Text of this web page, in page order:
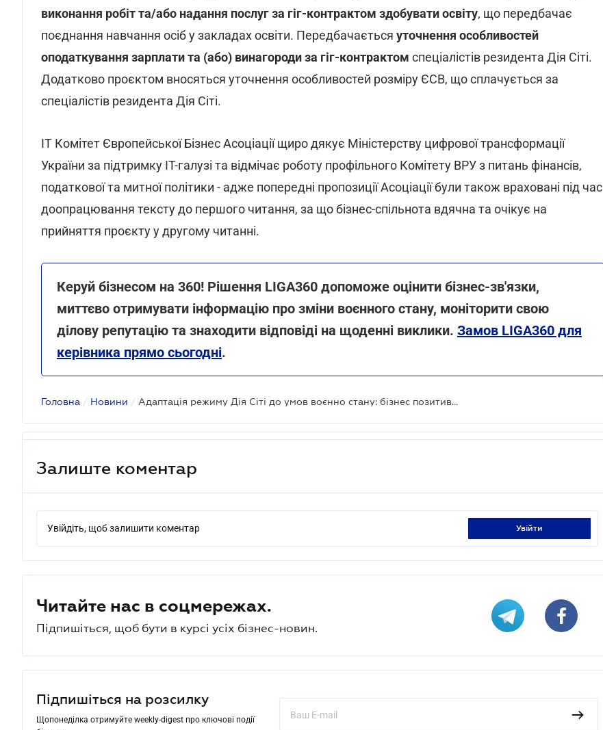
виконання робіт та/або надання послуг за гіг-контрактом здобувати освіту, що передбачає
поєднання навчання осіб у закладах освіти. Передбачається уточнення особливостей
оподаткування зарплати та (або) винагороди за гіг-контрактом спеціалістів резидента Дія Сіті.
Додатково проєктом вносяться уточнення особливостей розміру ЄСВ, що сплачується за
спеціалістів резидента Дія Сіті.
ІТ Комітет Європейської Бізнес Асоціації щиро дякує Міністерству цифрової трансформації
України за підтримку ІТ-галузі та відмічає роботу профільного Комітету ВРУ з питань фінансів,
податкової та митної політики - адже попередні пропозиції Асоціації були також враховані під час
доопрацювання тексту до першого читання, за що бізнес-спільнота вдячна та очікує на
прийняття проєкту у другому читанні.
Керуй бізнесом на 360! Рішення LIGA360 допоможе оцінити бізнес-зв'язки,
миттєво отримувати інформацію про зміни воєнного стану, моніторити свою
ділову репутацію та знаходити відповіді на щоденні виклики. Замов LIGA360 для
керівника прямо сьогодні.
Головна / Новини / Адаптація режиму Дія Сіті до умов воєнно стану: бізнес позитивно оцінює проєкт
Залиште коментар
Увійдіть, щоб залишити коментар увійти
Читайте нас в соцмережах.
Підпишіться, щоб бути в курсі усіх бізнес-новин.
Підпишіться на розсилку
Щопонеділка отримуйте weekly-digest про ключові події